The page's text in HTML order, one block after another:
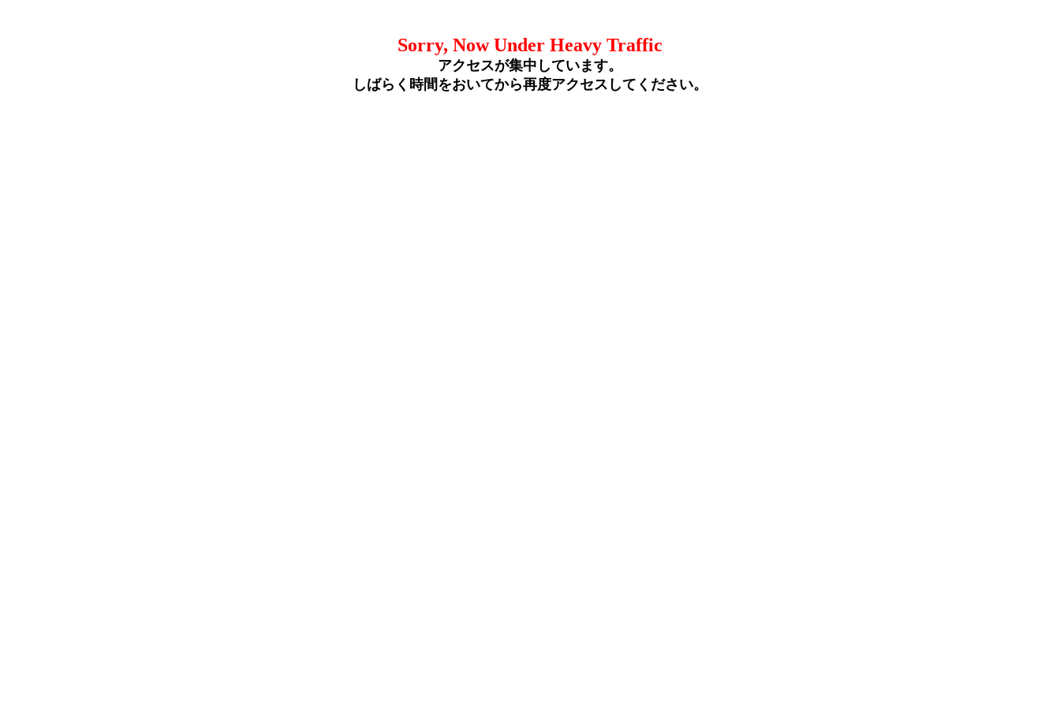
Sorry, Now Under Heavy Traffic
アクセスが集中しています。
しばらく時間をおいてから再度アクセスしてください。